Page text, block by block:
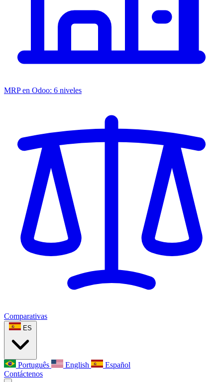
MRP en Odoo: 6 niveles
Comparativas
ES
Português English
Español
Contáctenos